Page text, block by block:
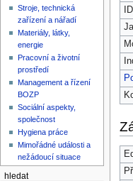
Stroje, technická
zařízení a nářadí
Materiály, látky,
energie
Pracovní a životní
prostředí
Management a řízení
BOZP
Sociální aspekty,
společnost
Hygiena práce
Mimořádné události a
nežádoucí situace
hledat